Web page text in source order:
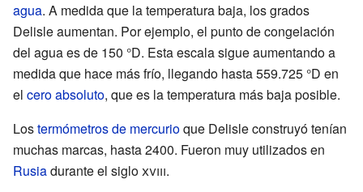
agua. A medida que la temperatura baja, los grados
Delisle aumentan. Por ejemplo, el punto de congelación
del agua es de 150 °D. Esta escala sigue aumentando a
medida que hace más frío, llegando hasta 559.725 °D en
el cero absoluto, que es la temperatura más baja posible.
Lostermómetros de mercurioque Delisle construyó tenían
muchas marcas, hasta 2400. Fueron muy utilizados en
Rusiadurante el sigloxviii.